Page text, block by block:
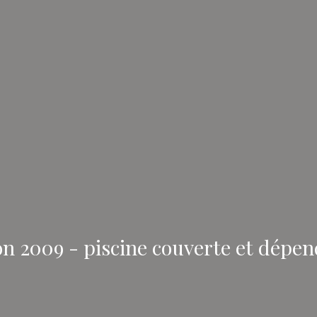
2009 - piscine couverte et